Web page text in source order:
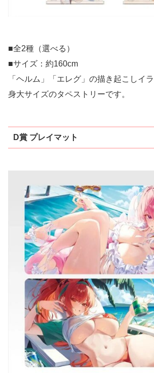
■全2種（選べる）
■サイズ：約160cm
「ヘルム」「エレグ」の描き起こしイ
身大サイズのタペストリーです。
D賞 プレイマット